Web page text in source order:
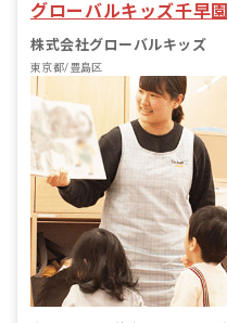
グローバルキッズ千早園
株式会社グローバルキッズ
東京都/豊島区